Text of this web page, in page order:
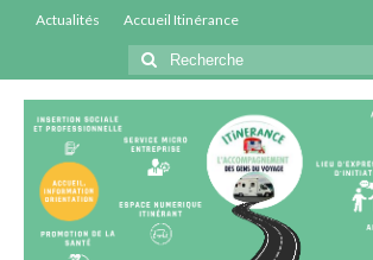
Actualités Accueil Itinérance